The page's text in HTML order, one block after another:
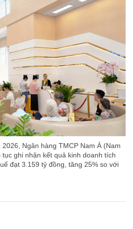
Ngân hàng TMCP Nam Á (Nam
tục ghi nhận kết quả kinh doanh tích
đạt 3.159 tỷ đồng, tăng 25% so với